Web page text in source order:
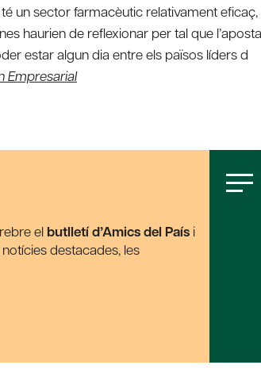
un sector farmacèutic relativament eficaç,
haurien de reflexionar per tal que l’aposta
estar algun dia entre els països líders d
Empresarial
el butlletí d’Amics del País i
destacades, les